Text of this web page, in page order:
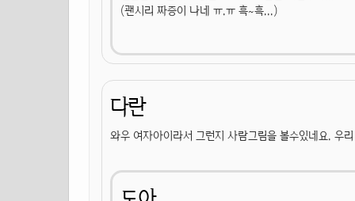
(괜시리 짜증이 나네 ㅠ.ㅠ 흑~흑...)
다란
와우 여자아이라서 그런지 사람그림을 볼수있네요. 우